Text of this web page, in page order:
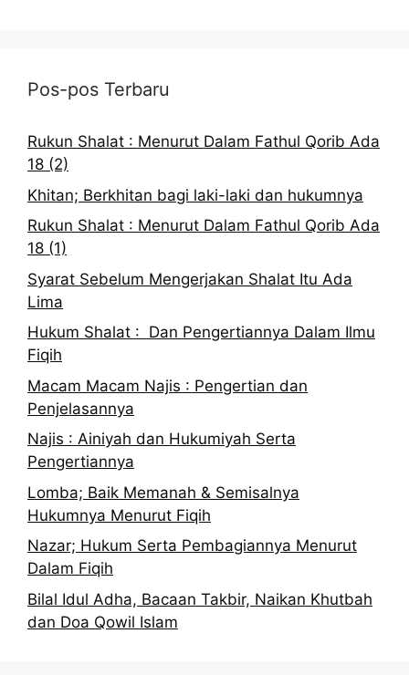
Pos-pos Terbaru
Rukun Shalat : Menurut Dalam Fathul Qorib Ada
18 (2)
Khitan; Berkhitan bagi laki-laki dan hukumnya
Rukun Shalat : Menurut Dalam Fathul Qorib Ada
18 (1)
Syarat Sebelum Mengerjakan Shalat Itu Ada
Lima
Hukum Shalat : Dan Pengertiannya Dalam Ilmu
Fiqih
Macam Macam Najis : Pengertian dan
Penjelasannya
Najis : Ainiyah dan Hukumiyah Serta
Pengertiannya
Lomba; Baik Memanah & Semisalnya
Hukumnya Menurut Fiqih
Nazar; Hukum Serta Pembagiannya Menurut
Dalam Fiqih
Bilal Idul Adha, Bacaan Takbir, Naikan Khutbah
dan Doa Qowil Islam